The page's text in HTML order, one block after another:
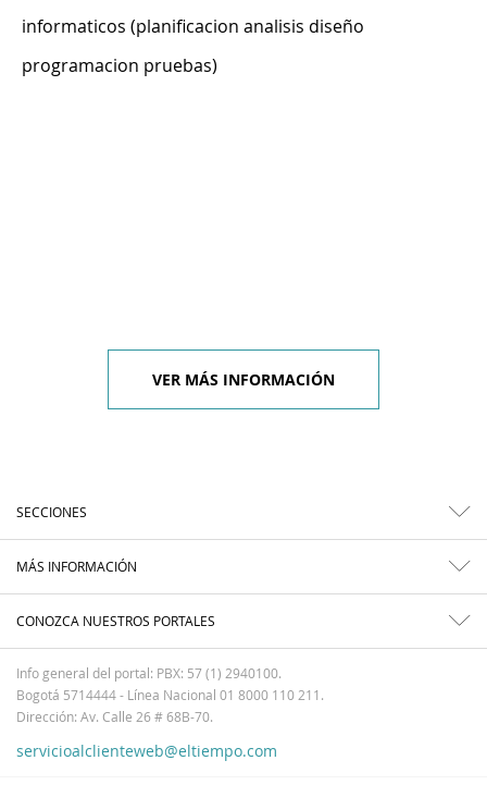
informaticos (planificacion analisis diseño
programacion pruebas)
VER MÁS INFORMACIÓN
SECCIONES
MÁS INFORMACIÓN
CONOZCA NUESTROS PORTALES
Info general del portal: PBX: 57 (1) 2940100.
Bogotá 5714444 - Línea Nacional 01 8000 110 211.
Dirección: Av. Calle 26 # 68B-70.
servicioalclienteweb@eltiempo.com